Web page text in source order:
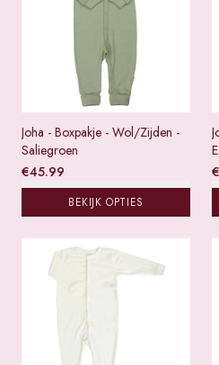
Joha - Boxpakje - Wol/Zijden -
Saliegroen
€45.99
BEKIJK OPTIES
€